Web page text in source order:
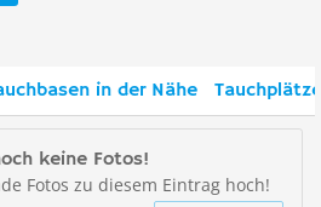
in der Nähe
keine Fotos!
Fotos zu diesem Eintrag hoch!